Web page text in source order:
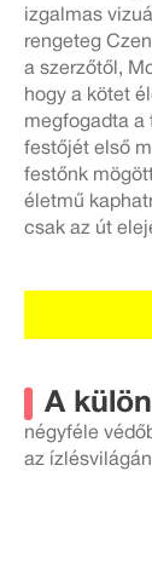
izgalmas
rengeteg
a szerzőtől,
hogy a kötet
megfogadta a
festőjét első
festőnk
életmű
csak az út
A
négyféle
az